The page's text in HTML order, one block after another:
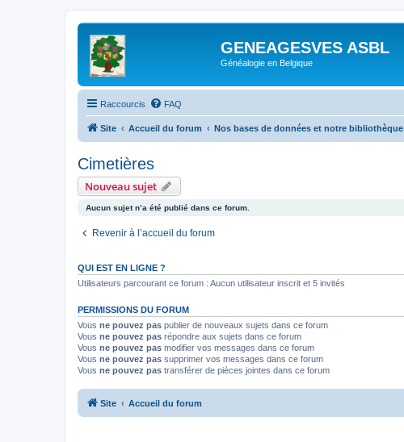
GENEAGESVES ASBL
Généalogie en Belgique
Raccourcis FAQ
Site Accueil du forum Nos bases de données et notre bibliothèque
Cimetières
Nouveau sujet
Aucun sujet n’a été publié dans ce forum.
Revenir à l’accueil du forum
QUI EST EN LIGNE ?
Utilisateurs parcourant ce forum : Aucun utilisateur inscrit et 5 invités
PERMISSIONS DU FORUM
Vous ne pouvez pas publier de nouveaux sujets dans ce forum
Vous ne pouvez pas répondre aux sujets dans ce forum
Vous ne pouvez pas modifier vos messages dans ce forum
Vous ne pouvez pas supprimer vos messages dans ce forum
Vous ne pouvez pas transférer de pièces jointes dans ce forum
Site Accueil du forum